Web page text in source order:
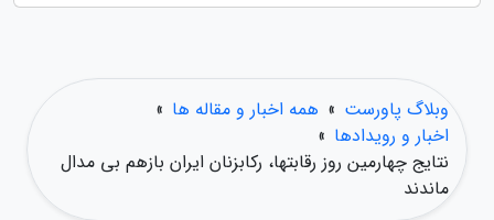
وبلاگ پاورست » همه اخبار و مقاله ها »
اخبار و رویدادها »
نتایج چهارمین روز رقابتها، رکابزنان ایران بازهم بی مدال
ماندند